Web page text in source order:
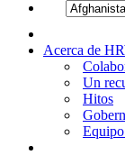
Acerca de
Un
Hitos